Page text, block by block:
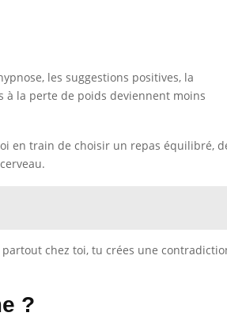
les suggestions positives, la
à la perte de poids deviennent moins
en train de choisir un repas équilibré,
chez toi, tu crées une
?